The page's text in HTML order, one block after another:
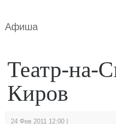
Афиша
Театр-на-
Киров
24 Фев 2011 12:00